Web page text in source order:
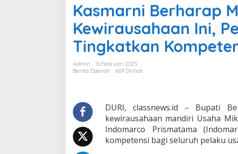
s
m
a
r
n
i
r
p
M
e
Kasmarni Berharap
Kewirausahaan Ini,
Tingkatkan
Admin
13 Februari 2023
Berita Daerah
669 Dilihat
DURI, classnews.id – Bupati
kewirausahaan mandiri Usaha
Indomarco Prismatama
kompetensi bagi seluruh pelaku